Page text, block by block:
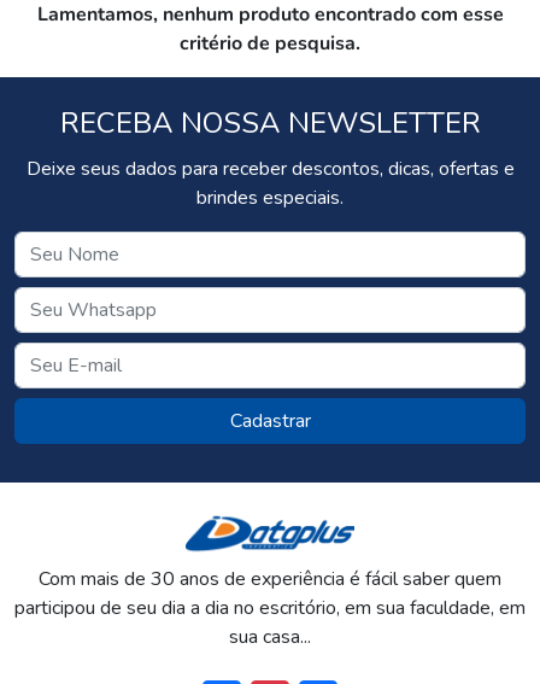
Lamentamos, nenhum produto encontrado com esse
critério de pesquisa.
RECEBA NOSSA NEWSLETTER
Deixe seus dados para receber descontos, dicas, ofertas e
brindes especiais.
Cadastrar
Com mais de 30 anos de experiência é fácil saber quem
participou de seu dia a dia no escritório, em sua faculdade, em
sua casa...